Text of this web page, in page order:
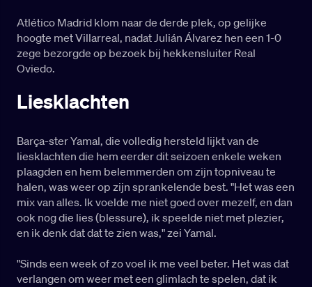
Atlético Madrid klom naar de derde plek, op gelijke
hoogte met Villarreal, nadat Julián Álvarez hen een 1-0
zege bezorgde op bezoek bij hekkensluiter Real
Oviedo.
Liesklachten
Barça-ster Yamal, die volledig hersteld lijkt van de
liesklachten die hem eerder dit seizoen enkele weken
plaagden en hem belemmerden om zijn topniveau te
halen, was weer op zijn sprankelende best. "Het was een
mix van alles. Ik voelde me niet goed over mezelf, en dan
ook nog die lies (blessure), ik speelde niet met plezier,
en ik denk dat dat te zien was," zei Yamal.
"Sinds een week of zo voel ik me veel beter. Het was dat
verlangen om weer met een glimlach te spelen, dat ik